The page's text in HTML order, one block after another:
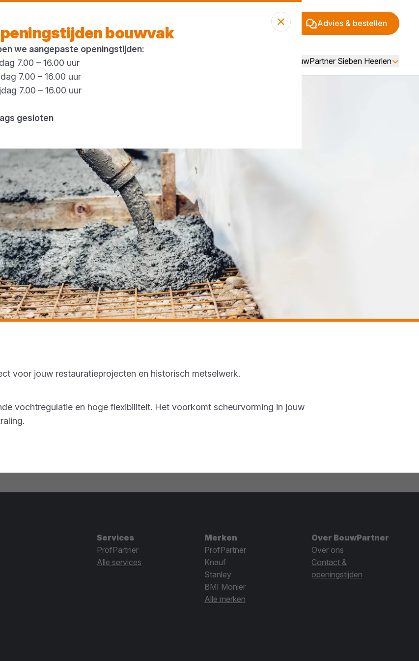
Advies & bestellen
Over BouwPartner Sieben Heerlen
voor jouw restauratieprojecten en historisch metselwerk.
vochtregulatie en hoge flexibiliteit. Het voorkomt scheurvorming in jouw
bouwvak
we aangepaste openingstijden:
7.00 – 16.00 uur
7.00 – 16.00 uur
7.00 – 16.00 uur
gesloten
Services
ProfPartner
Alle services
Merken
ProfPartner
Knauf
Stanley
BMI Monier
Alle merken
Over BouwPartner
Over ons
Contact &
openingstijden